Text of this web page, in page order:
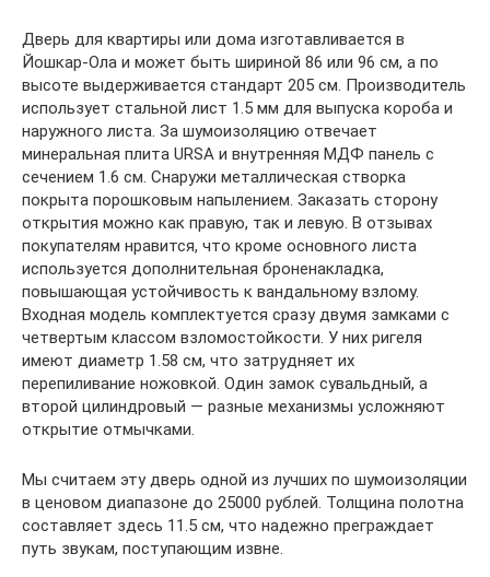
Дверь для квартиры или дома изготавливается в
Йошкар-Ола и может быть шириной 86 или 96 см, а по
высоте выдерживается стандарт 205 см. Производитель
использует стальной лист 1.5 мм для выпуска короба и
наружного листа. За шумоизоляцию отвечает
минеральная плита URSA и внутренняя МДФ панель с
сечением 1.6 см. Снаружи металлическая створка
покрыта порошковым напылением. Заказать сторону
открытия можно как правую, так и левую. В отзывах
покупателям нравится, что кроме основного листа
используется дополнительная броненакладка,
повышающая устойчивость к вандальному взлому.
Входная модель комплектуется сразу двумя замками с
четвертым классом взломостойкости. У них ригеля
имеют диаметр 1.58 см, что затрудняет их
перепиливание ножовкой. Один замок сувальдный, а
второй цилиндровый — разные механизмы усложняют
открытие отмычками.
Мы считаем эту дверь одной из лучших по шумоизоляции
в ценовом диапазоне до 25000 рублей. Толщина полотна
составляет здесь 11.5 см, что надежно преграждает
путь звукам, поступающим извне.